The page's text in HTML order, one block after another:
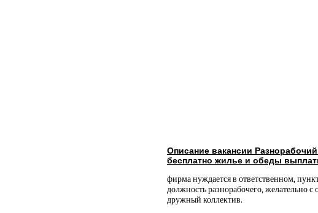
Описание вакансии
бесплатно жилье и обеды
фирма нуждается в ответственном,
должность разнорабочего, желательно
дружный коллектив.